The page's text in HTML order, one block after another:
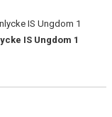
IS Ungdom 1